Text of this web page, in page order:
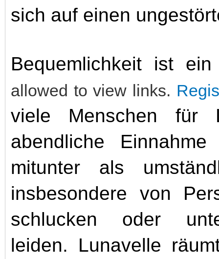
sich auf einen
Bequemlichkeit ist
allowed to view links.
viele Menschen für
abendliche
mitunter als
insbesondere von
schlucken oder
leiden. Lunavelle